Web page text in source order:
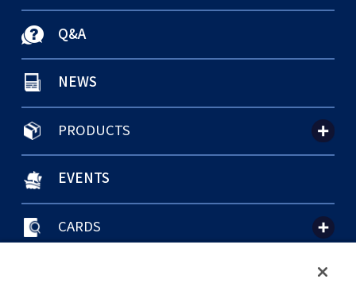
Q&A
NEWS
PRODUCTS
EVENTS
CARDS